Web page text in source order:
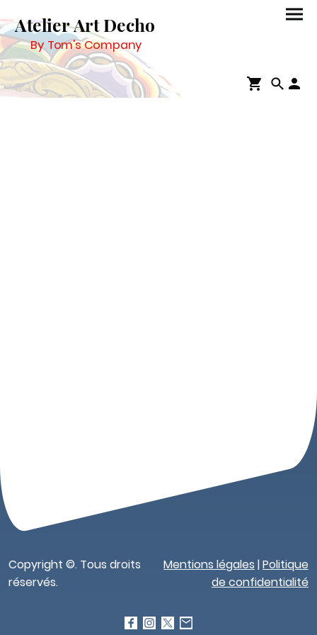
Atelier Art Decho
By Tom's Company
Copyright ©. Tous droits
réservés.
Mentions légales |Politique
de confidentialité